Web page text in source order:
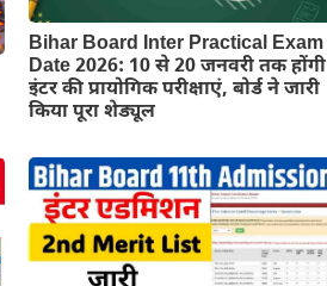
Bihar Board Inter Practical Exam
Date 2026: 10 से 20 जनवरी तक होंगी
इंटर की प्रायोगिक परीक्षाएं, बोर्ड ने जारी
किया पूरा शेड्यूल